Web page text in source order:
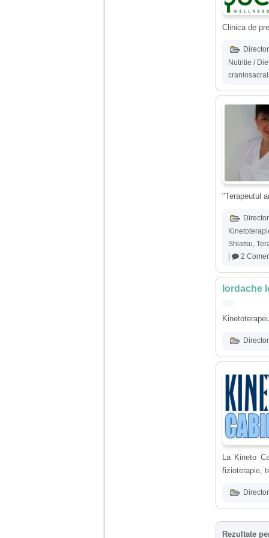
Clinica de
Nutritie /
"Terapeutul
Shiatsu,
2
Iordache
La Kineto
fizioterapie,
Rezultate